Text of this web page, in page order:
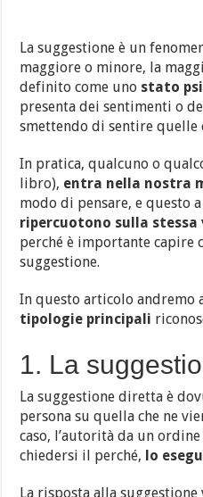
La suggestione è un
maggiore o minore, la
definito come uno stato
presenta dei sentimenti o
smettendo di sentire quelle
In pratica, qualcuno o
libro), entra nella nostra
modo di pensare, e questo
ripercuotono sulla
perché è importante capire
suggestione.
In questo articolo andremo
tipologie principali
1. La
La suggestione diretta è
persona su quella che ne
caso, l’autorità da un ordine
chiedersi il perché, lo
La risposta alla